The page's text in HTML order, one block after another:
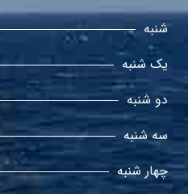
شنبه
یک شنبه
دو شنبه
سه شنبه
چهار شنبه